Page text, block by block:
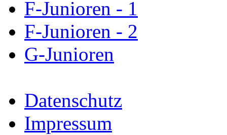
F-Junioren - 1
F-Junioren - 2
G-Junioren
Datenschutz
Impressum